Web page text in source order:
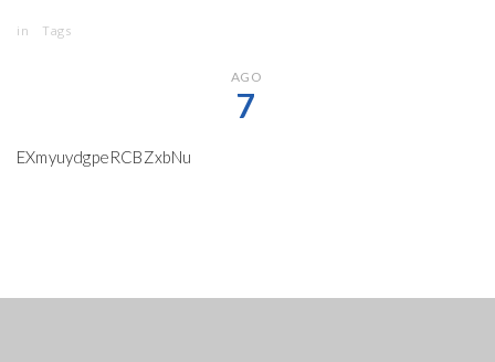
in Tags
AGO
7
EXmyuydgpeRCBZxbNu